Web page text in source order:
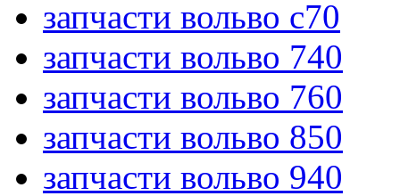
запчасти вольво c70
запчасти вольво 740
запчасти вольво 760
запчасти вольво 850
запчасти вольво 940